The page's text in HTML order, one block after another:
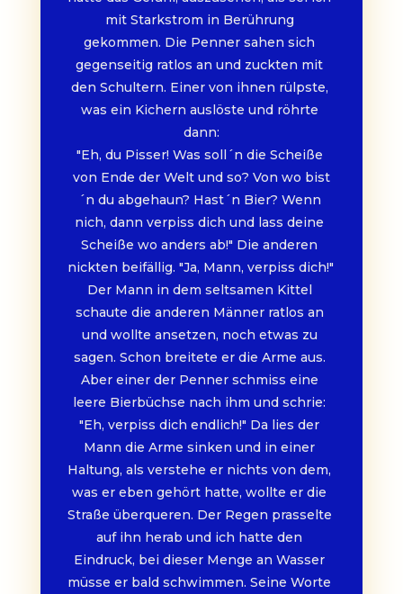
mit Starkstrom in Berührung
gekommen. Die Penner sahen sich
gegenseitig ratlos an und zuckten mit
den Schultern. Einer von ihnen rülpste,
was ein Kichern auslöste und röhrte
dann:
"Eh, du Pisser! Was soll´n die Scheiße
von Ende der Welt und so? Von wo bist
´n du abgehaun? Hast´n Bier? Wenn
nich, dann verpiss dich und lass deine
Scheiße wo anders ab!" Die anderen
nickten beifällig. "Ja, Mann, verpiss dich!"
Der Mann in dem seltsamen Kittel
schaute die anderen Männer ratlos an
und wollte ansetzen, noch etwas zu
sagen. Schon breitete er die Arme aus.
Aber einer der Penner schmiss eine
leere Bierbüchse nach ihm und schrie:
"Eh, verpiss dich endlich!" Da lies der
Mann die Arme sinken und in einer
Haltung, als verstehe er nichts von dem,
was er eben gehört hatte, wollte er die
Straße überqueren. Der Regen prasselte
auf ihn herab und ich hatte den
Eindruck, bei dieser Menge an Wasser
müsse er bald schwimmen. Seine Worte